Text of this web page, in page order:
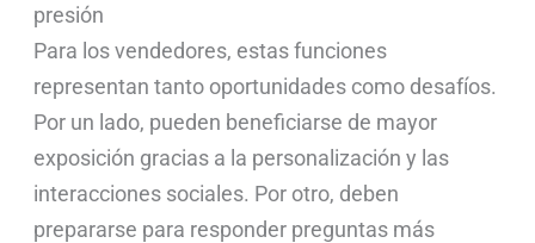
presión
Para los vendedores, estas funciones
representan tanto oportunidades como desafíos.
Por un lado, pueden beneficiarse de mayor
exposición gracias a la personalización y las
interacciones sociales. Por otro, deben
prepararse para responder preguntas más